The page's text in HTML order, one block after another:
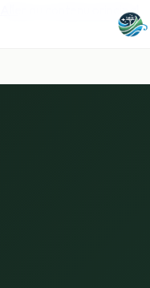
Aller au contenu principal